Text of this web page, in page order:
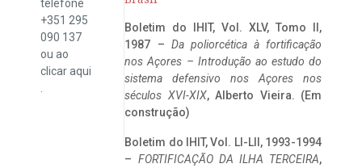
telefone
+351 295
090 137
ou ao
clicaraqui
Boletim do IHIT, Vol. XLV, Tomo II,
1987 – Da poliorcética à fortificação
nos Açores – Introdução ao estudo do
sistema defensivo nos Açores nos
séculos XVI-XIX, Alberto Vieira. (Em
construção)
Boletim do IHIT, Vol. LI-LII, 1993-1994
– FORTIFICAÇÃO DA ILHA TERCEIRA,